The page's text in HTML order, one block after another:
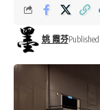
姚 霞芬